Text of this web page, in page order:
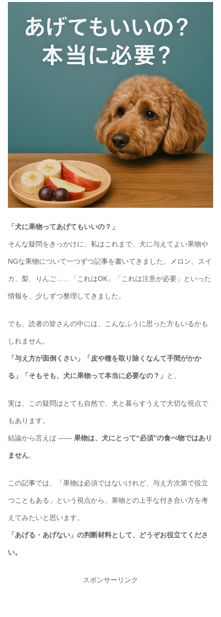
「犬に果物ってあげてもいいの？」
そんな疑問をきっかけに、私はこれまで、犬に与えてよい果物や
NGな果物について一つずつ記事を書いてきました。メロン、スイ
カ、梨、りんご……「これはOK」「これは注意が必要」といった
情報を、少しずつ整理してきました。
でも、読者の皆さんの中には、こんなふうに思った方もいるかも
しれません。
「与え方が面倒くさい」「皮や種を取り除くなんて手間がかか
る」「そもそも、犬に果物って本当に必要なの？」 と。
実は、この疑問はとても自然で、犬と暮らすうえで大切な視点で
もあります。
結論から言えば ―― 果物は、犬にとって“必須”の食べ物ではあり
ません。
この記事では、「果物は必須ではないけれど、与え方次第で役立
つこともある」という視点から、果物との上手な付き合い方を考
えてみたいと思います。
「あげる・あげない」の判断材料として、どうぞお役立てくださ
い。
スポンサーリンク